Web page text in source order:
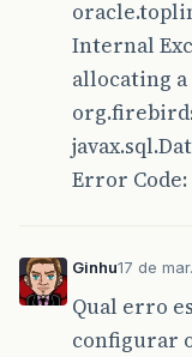
Internal
allocating a
Error Code:
Ginhu17 de
Qual erro
configurar